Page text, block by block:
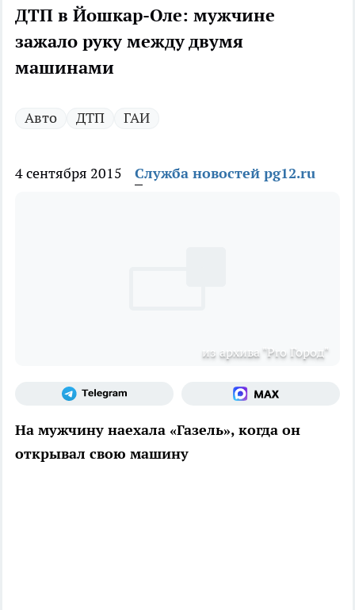
ДТП в Йошкар-Оле: мужчине
зажало руку между двумя
машинами
Авто ДТП ГАИ
4 сентября 2015 Служба новостей pg12.ru
из архива "Pro Город"
На мужчину наехала «Газель», когда он
открывал свою машину